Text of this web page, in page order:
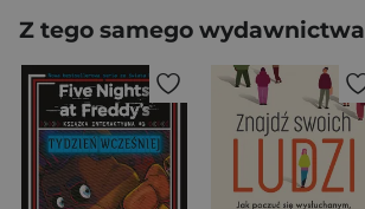
Z tego samego wydawnictwa